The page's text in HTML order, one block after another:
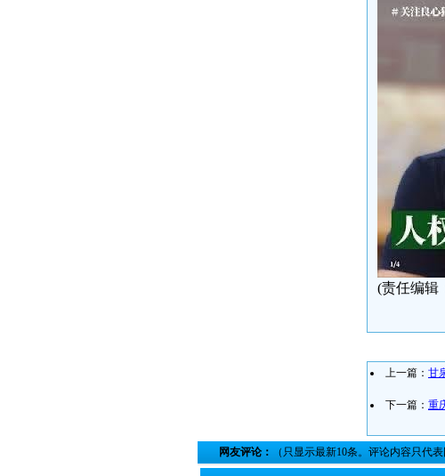
(责任编辑
上一篇： 甘
下一篇： 重
网友评论： （只显示最新10条。评论内容只代